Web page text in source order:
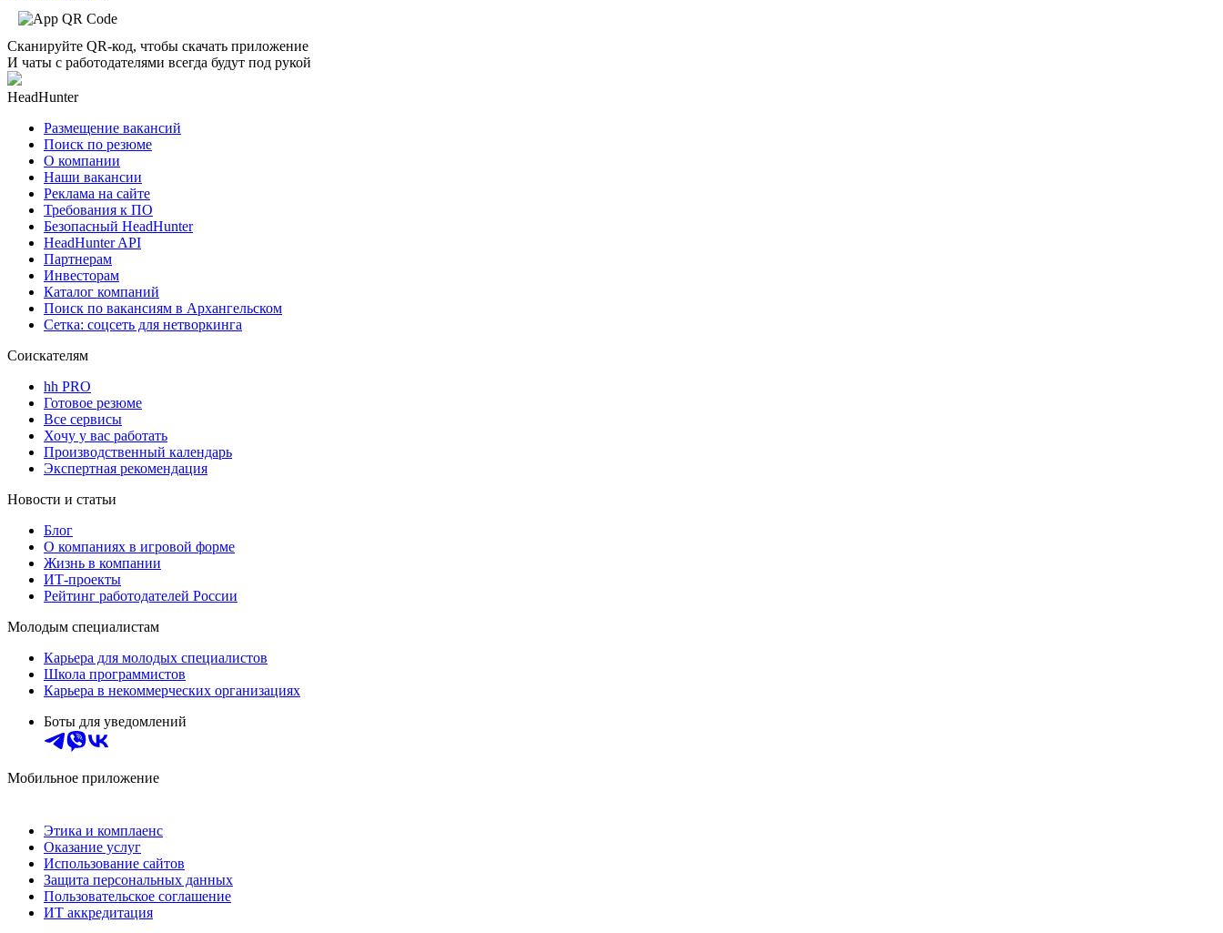
Сканируйте QR-код, чтобы скачать приложение
И чаты с работодателями всегда будут под рукой
HeadHunter
Размещение вакансий
Поиск по резюме
О компании
Наши вакансии
Реклама на сайте
Требования к ПО
Безопасный HeadHunter
HeadHunter API
Партнерам
Инвесторам
Каталог компаний
Поиск по вакансиям в Архангельском
Сетка: соцсеть для нетворкинга
Соискателям
hh PRO
Готовое резюме
Все сервисы
Хочу у вас работать
Производственный календарь
Экспертная рекомендация
Новости и статьи
Блог
О компаниях в игровой форме
Жизнь в компании
ИТ-проекты
Рейтинг работодателей России
Молодым специалистам
Карьера для молодых специалистов
Школа программистов
Карьера в некоммерческих организациях
Боты для уведомлений
Мобильное приложение
Этика и комплаенс
Оказание услуг
Использование сайтов
Защита персональных данных
Пользовательское соглашение
ИТ аккредитация